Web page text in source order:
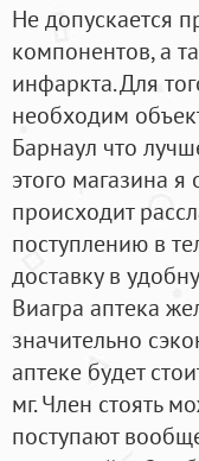
Не допускается
компонентов, а
инфаркта. Для
необходим
Барнаул что
этого магазина
происходит
поступлению в
доставку в
Виагра аптека
значительно
аптеке будет
мг. Член стоять
поступают